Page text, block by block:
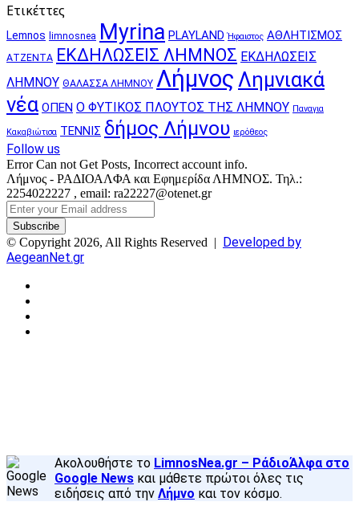
Ετικέττες
Lemnos limnosnea Myrina PLAYLAND Ήφαιστος ΑΘΛΗΤΙΣΜΟΣ
ΑΤΖΕΝΤΑ ΕΚΔΗΛΩΣΕΙΣ ΛΗΜΝΟΣ ΕΚΔΗΛΩΣΕΙΣ
ΛΗΜΝΟΥ ΘΑΛΑΣΣΑ ΛΗΜΝΟΥ Λήμνος Λημνιακά
νέα ΟΠΕΝ Ο ΦΥΤΙΚΟΣ ΠΛΟΥΤΟΣ ΤΗΣ ΛΗΜΝΟΥ Παναγια
Κακαβιώτισα ΤΕΝΝΙΣ δήμος Λήμνου ιερόθεος
Follow us
Error Can not Get Posts, Incorrect account info.
Λήμνος - ΡΑΔΙΟΑΛΦΑ και Εφημερίδα ΛΗΜΝΟΣ. Τηλ.:
2254022227 , email: ra22227@otenet.gr
Enter
your
Email
address
© Copyright 2026, All Rights Reserved | Developed by
AegeanNet.gr
Ακολουθήστε το LimnosNea.gr – ΡάδιοΆλφα στο
Google News και μάθετε πρώτοι όλες τις
ειδήσεις από την Λήμνο και τον κόσμο.